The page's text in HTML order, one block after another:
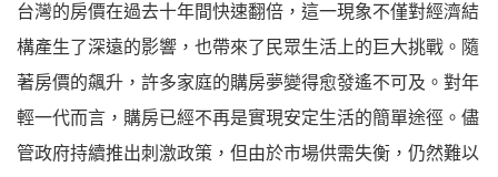
台灣的房價在過去十年間快速翻倍，這一現象不僅對經濟結
構產生了深遠的影響，也帶來了民眾生活上的巨大挑戰。隨
著房價的飆升，許多家庭的購房夢變得愈發遙不可及。對年
輕一代而言，購房已經不再是實現安定生活的簡單途徑。儘
管政府持續推出刺激政策，但由於市場供需失衡，仍然難以